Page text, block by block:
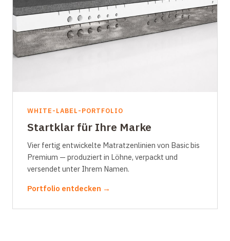
WHITE-LABEL-PORTFOLIO
Startklar für Ihre Marke
Vier fertig entwickelte Matratzenlinien von Basic bis
Premium — produziert in Löhne, verpackt und
versendet unter Ihrem Namen.
Portfolio entdecken →